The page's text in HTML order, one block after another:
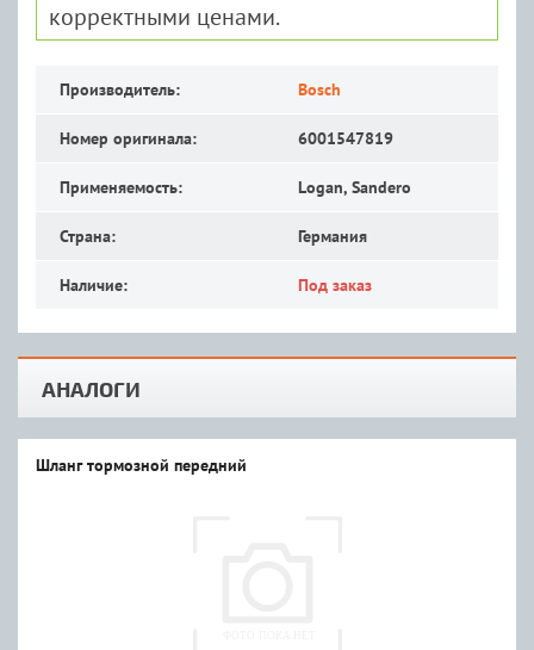
корректными ценами.
Производитель: Bosch
Номер оригинала: 6001547819
Применяемость: Logan, Sandero
Страна: Германия
Наличие: Под заказ
АНАЛОГИ
Шланг тормозной передний